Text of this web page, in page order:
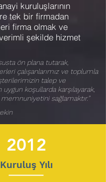
kuruluşlarının
tek bir firmadan
firma olmak ve
şekilde hizmet
ön plana tutarak,
çalışanlarımız ve toplumla
talep ve
koşullarda karşılayarak,
sağlamaktır.”
2012
Kuruluş Yılı